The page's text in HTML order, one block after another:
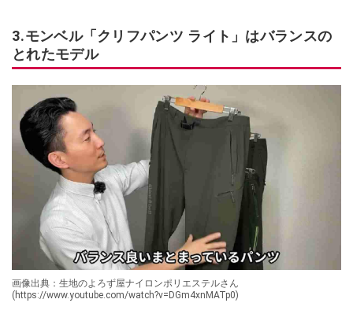
3.モンベル「クリフパンツ ライト」はバランスの
とれたモデル
画像出典：生地のよろず屋ナイロンポリエステルさん
(https://www.youtube.com/watch?v=DGm4xnMATp0)